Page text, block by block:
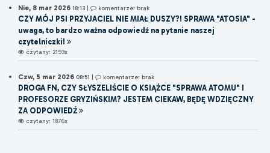
Nie, 8 mar 2026 18:13 komentarze: brak
CZY MÓJ PSI PRZYJACIEL NIE MIAŁ DUSZY?! SPRAWA "ATOSIA" -
uwaga, to bardzo ważna odpowiedź na pytanie naszej
czytelniczki!
czytany: 2193x
Czw, 5 mar 2026 08:51 komentarze: brak
DROGA FN, CZY SŁYSZELIŚCIE O KSIĄŻCE "SPRAWA ATOMU" I
PROFESORZE GRYZIŃSKIM? JESTEM CIEKAW, BĘDĘ WDZIĘCZNY
ZA ODPOWIEDŹ
czytany: 1876x